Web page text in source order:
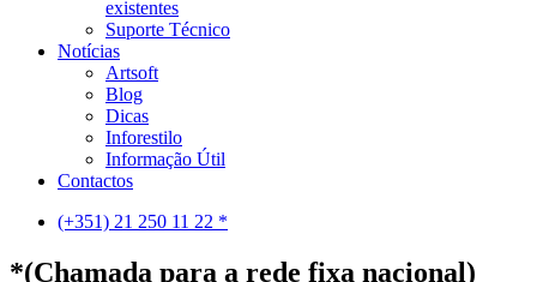
existentes
Suporte Técnico
Notícias
Artsoft
Blog
Dicas
Inforestilo
Informação Útil
Contactos
(+351) 21 250 11 22 *
*(Chamada para a rede fixa nacional)